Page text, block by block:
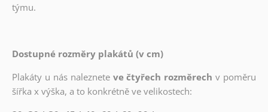
týmu.
Dostupné rozměry plakátů (v cm)
Plakáty u nás naleznete ve čtyřech rozměrech v poměru
šířka x výška, a to konkrétně ve velikostech: